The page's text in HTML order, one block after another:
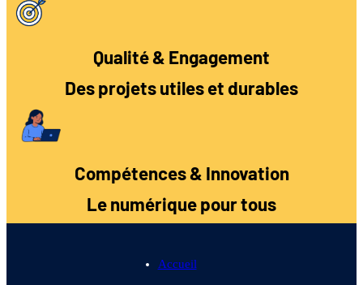
Qualité & Engagement
Des projets utiles et durables
Compétences & Innovation
Le numérique pour tous
Accueil